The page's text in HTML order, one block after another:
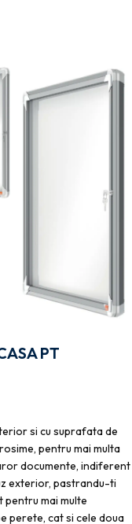
PT
si cu suprafata de
pentru mai multa
documente, indiferent
exterior, pastrandu-ti
pentru mai multe
perete, cat si cele doua